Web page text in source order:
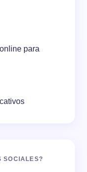
para
SOCIALES?